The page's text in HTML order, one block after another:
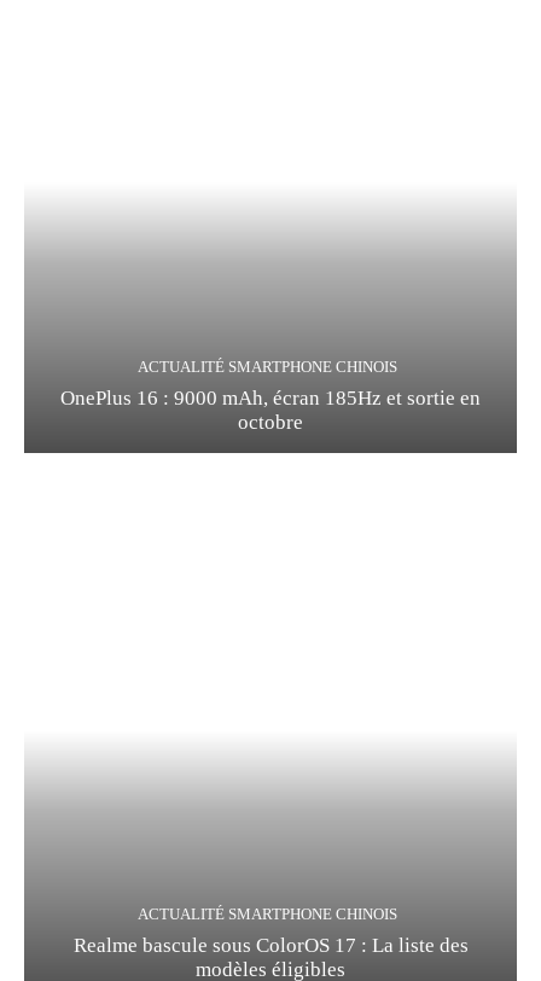
ACTUALITÉ SMARTPHONE CHINOIS
OnePlus 16 : 9000 mAh, écran 185Hz et sortie en
octobre
ACTUALITÉ SMARTPHONE CHINOIS
Realme bascule sous ColorOS 17 : La liste des
modèles éligibles